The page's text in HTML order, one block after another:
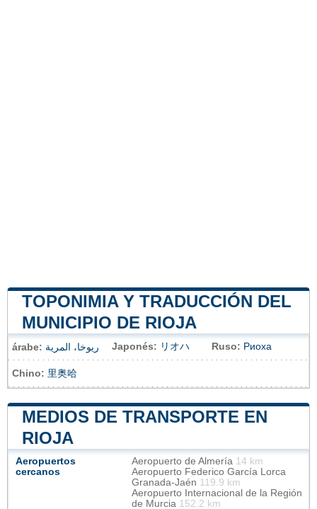
TOPONIMIA Y TRADUCCIÓN DEL
MUNICIPIO DE RIOJA
árabe: ريوخا، المرية Japonés: リオハ Ruso: Риоха
Chino: 里奥哈
MEDIOS DE TRANSPORTE EN
RIOJA
Aeropuertos
cercanos
Aeropuerto de Almería 14 km
Aeropuerto Federico García Lorca
Granada-Jaén 119.9 km
Aeropuerto Internacional de la Región
de Murcia 152.2 km